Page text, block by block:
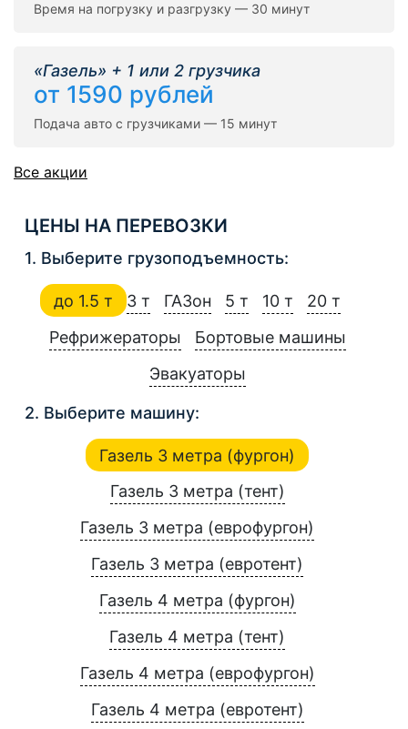
Время на погрузку и разгрузку — 30 минут
«Газель» + 1 или 2 грузчика
от 1590 рублей
Подача авто с грузчиками — 15 минут
Все акции
ЦЕНЫ НА ПЕРЕВОЗКИ
1. Выберите грузоподъемность:
до 1.5 т 3 т ГАЗон 5 т 10 т
20 т
Рефрижераторы
Бортовые машины
Эвакуаторы
2. Выберите машину:
Газель 3 метра (фургон)
Газель 3 метра (тент)
Газель 3 метра (еврофургон)
Газель 3 метра (евротент)
Газель 4 метра (фургон)
Газель 4 метра (тент)
Газель 4 метра (еврофургон)
Газель 4 метра (евротент)